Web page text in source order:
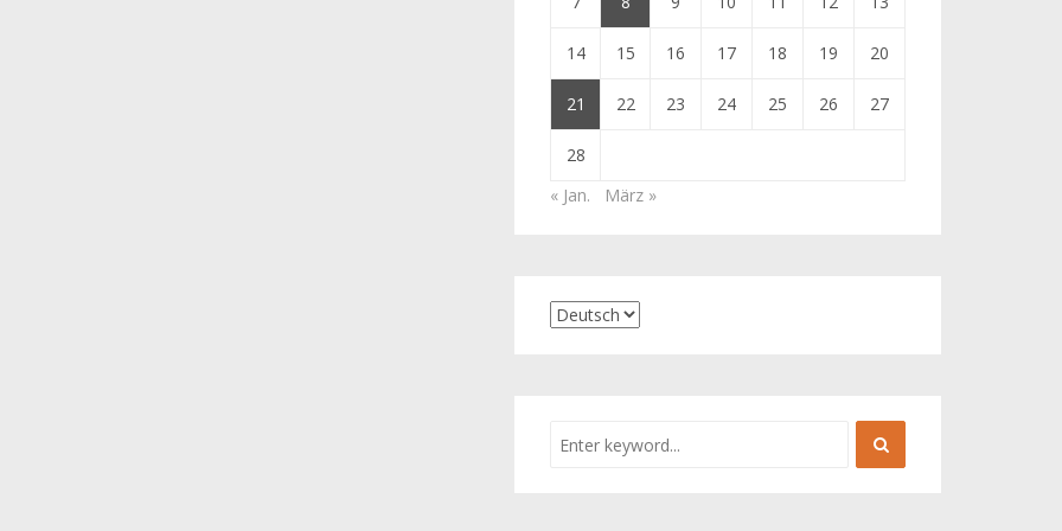
14 15 16 17 18 19 20
21 22 23 24 25 26 27
28
« Jan.
März »